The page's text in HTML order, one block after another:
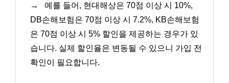
→
예를 들어, 현대해상은 70점 이상 시 10%,
DB손해보험은 70점 이상 시 7.2%, KB손해보험
은 70점 이상 시 5% 할인을 제공하는 경우가 있
습니다. 실제 할인율은 변동될 수 있으니 가입 전
확인이 필요합니다.